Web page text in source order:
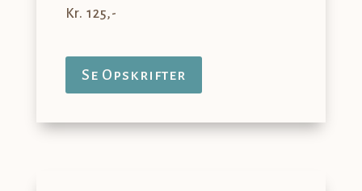
Kr. 125,-
Se Opskrifter